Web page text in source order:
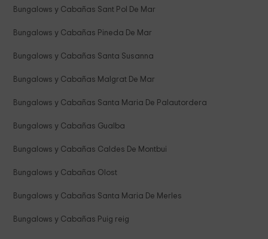
Bungalows y Cabañas Sant Pol De Mar
Bungalows y Cabañas Pineda De Mar
Bungalows y Cabañas Santa Susanna
Bungalows y Cabañas Malgrat De Mar
Bungalows y Cabañas Santa Maria De Palautordera
Bungalows y Cabañas Gualba
Bungalows y Cabañas Caldes De Montbui
Bungalows y Cabañas Olost
Bungalows y Cabañas Santa Maria De Merles
Bungalows y Cabañas Puig reig